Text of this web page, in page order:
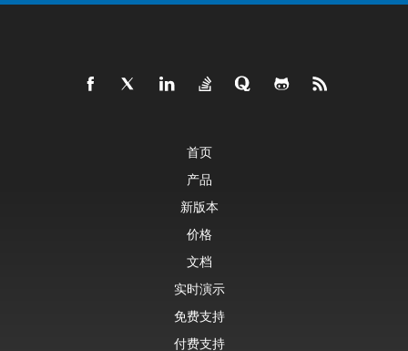
首页
产品
新版本
价格
文档
实时演示
免费支持
付费支持